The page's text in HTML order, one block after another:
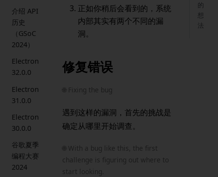
介绍 API
历史
（GSoC
2024）
Electron
32.0.0
Electron
31.0.0
Electron
30.0.0
谷歌夏季
编程大赛
2024
正如你稍后会看到的，系统
内部其实有两个不同的漏
洞。
修复错误
🌐 Fixing the bug
遇到这样的漏洞，首先的挑战是
确定从哪里开始调查。
🌐 With a bug like this, the first
challenge is figuring out where to
start looking.
的
想
法